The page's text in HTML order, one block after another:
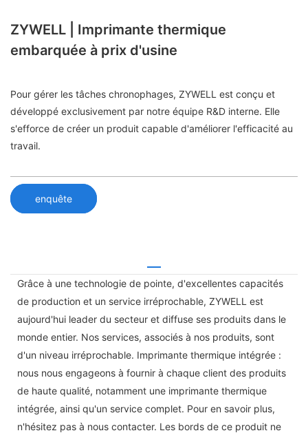
ZYWELL | Imprimante thermique
embarquée à prix d'usine
Pour gérer les tâches chronophages, ZYWELL est conçu et
développé exclusivement par notre équipe R&D interne. Elle
s'efforce de créer un produit capable d'améliorer l'efficacité au
travail.
enquête
Grâce à une technologie de pointe, d'excellentes capacités
de production et un service irréprochable, ZYWELL est
aujourd'hui leader du secteur et diffuse ses produits dans le
monde entier. Nos services, associés à nos produits, sont
d'un niveau irréprochable. Imprimante thermique intégrée :
nous nous engageons à fournir à chaque client des produits
de haute qualité, notamment une imprimante thermique
intégrée, ainsi qu'un service complet. Pour en savoir plus,
n'hésitez pas à nous contacter. Les bords de ce produit ne